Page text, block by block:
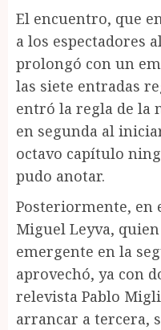
El encuentro, que
a los espectadores
prolongó con un
las siete entradas
entró la regla de la
en segunda al
octavo capítulo
pudo anotar.
Posteriormente, en
Miguel Leyva,
emergente en la
aprovechó, ya con
relevista Pablo
arrancar a tercera,